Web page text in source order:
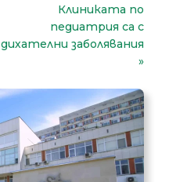
Клиниката по
педиатрия са с
дихателни заболявания